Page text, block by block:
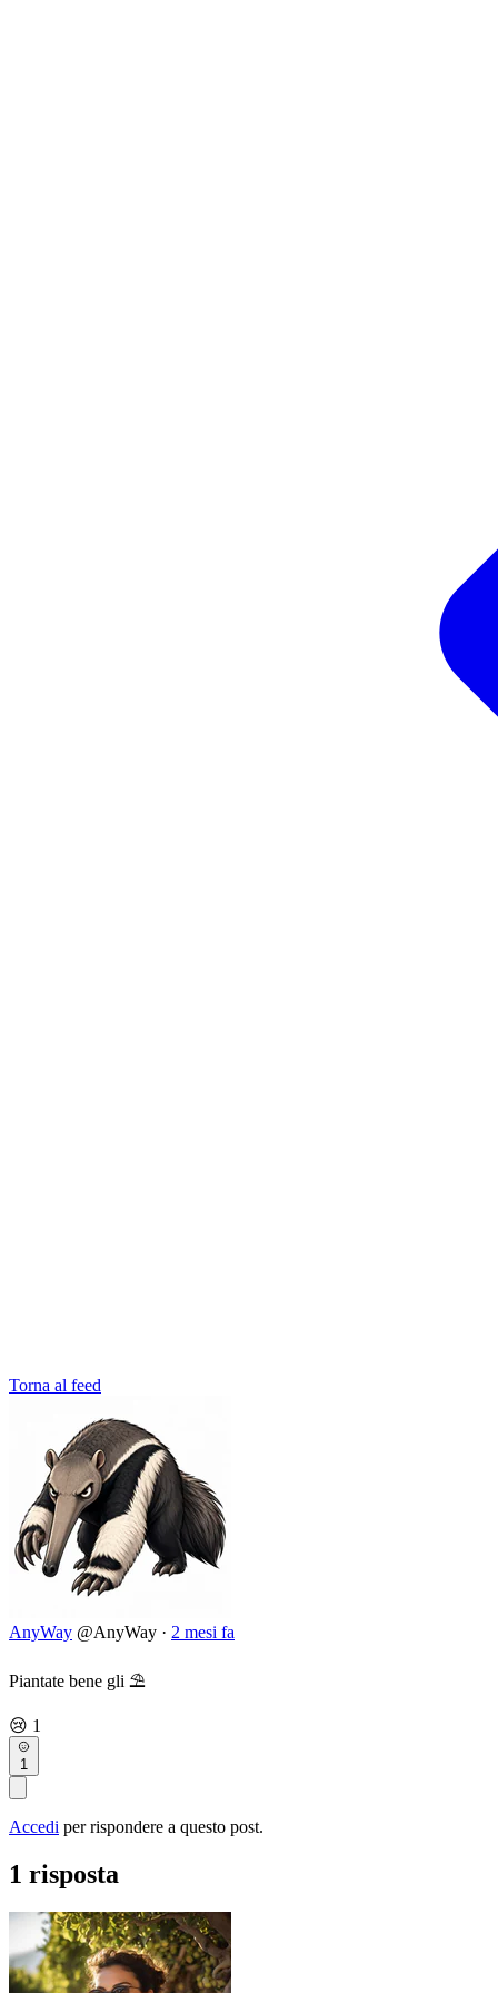
Torna al feed
AnyWay @AnyWay · 2 mesi fa
Piantate bene gli ⛱️
😢 1
1
Accedi per rispondere a questo post.
1 risposta